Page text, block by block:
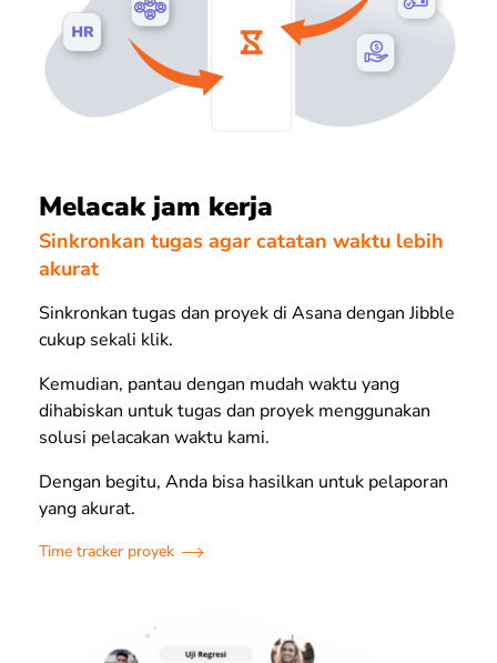
Melacak jam kerja
Sinkronkan tugas agar catatan waktu lebih
akurat
Sinkronkan tugas dan proyek di Asana dengan Jibble
cukup sekali klik.
Kemudian, pantau dengan mudah waktu yang
dihabiskan untuk tugas dan proyek menggunakan
solusi pelacakan waktu kami.
Dengan begitu, Anda bisa hasilkan untuk pelaporan
yang akurat.
Time tracker proyek